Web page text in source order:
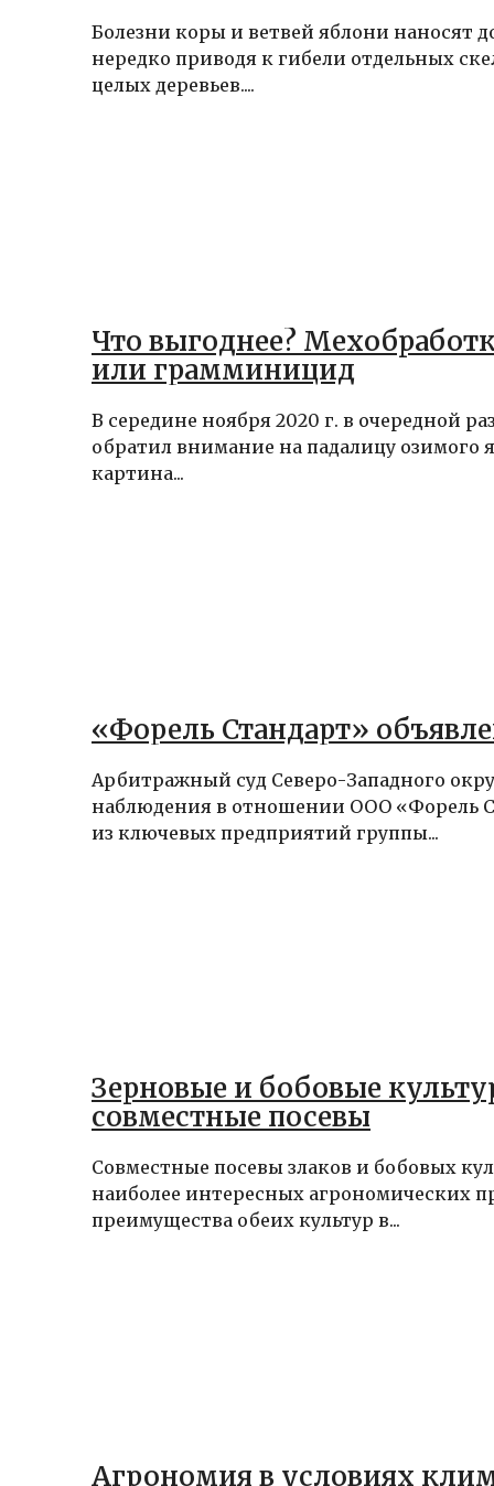
Болезни коры и ветвей яблони наносят
нередко приводя к гибели отдельных
целых деревьев....
Что выгоднее?
или грамминицид
В середине ноября 2020 г. в очередной
обратил внимание на падалицу озимого
картина...
«Форель Стандарт»
Арбитражный суд Северо-Западного
наблюдения в отношении ООО «Форель
из ключевых предприятий группы...
Зерновые и бобовые
совместные посевы
Совместные посевы злаков и бобовых
наиболее интересных агрономических
преимущества обеих культур в...
Агрономия в условиях